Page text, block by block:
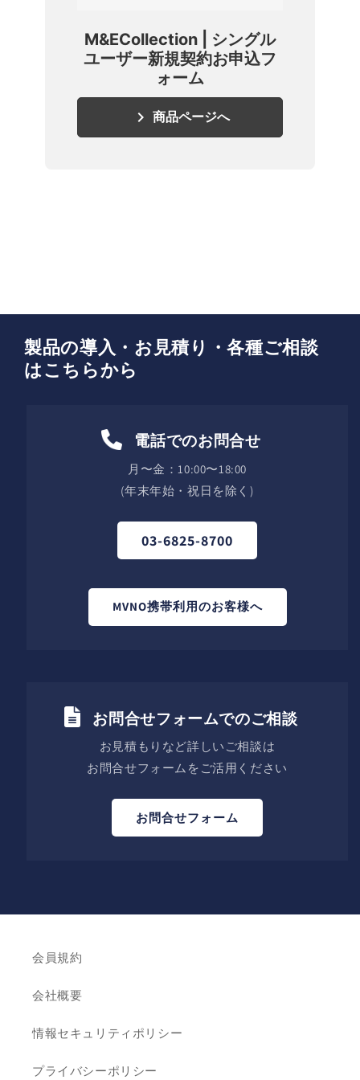
M&ECollection | シングル
ユーザー新規契約お申込フ
ォーム
keyboard_arrow_right 商品ページへ
製品の導入・お見積り・各種ご相談
はこちらから
電話でのお問合せ
月〜金：10:00〜18:00
(年末年始・祝日を除く)
03-6825-8700
MVNO携帯利用のお客様へ
お問合せフォームでのご相談
お見積もりなど詳しいご相談は
お問合せフォームをご活用ください
お問合せフォーム
会員規約
会社概要
情報セキュリティポリシー
プライバシーポリシー